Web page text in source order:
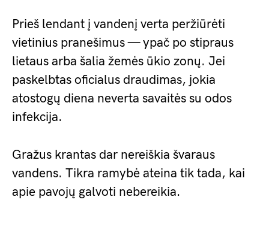
Prieš lendant į vandenį verta peržiūrėti
vietinius pranešimus — ypač po stipraus
lietaus arba šalia žemės ūkio zonų. Jei
paskelbtas oficialus draudimas, jokia
atostogų diena neverta savaitės su odos
infekcija.
Gražus krantas dar nereiškia švaraus
vandens. Tikra ramybė ateina tik tada, kai
apie pavojų galvoti nebereikia.